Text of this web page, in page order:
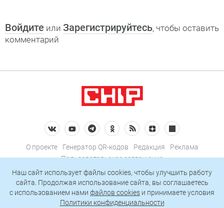
Войдите или Зарегистрируйтесь, чтобы оставить
комментарий
О проекте Генератор QR-кодов Редакция
Реклама
Пользовательское соглашение
Политика конфиденциальности
Подписаться на рассылку
Наш сайт использует файлы cookies, чтобы улучшить работу
сайта. Продолжая использование сайта, вы соглашаетесь
c использованием нами файлов cookies и принимаете условия
Политики конфиденциальности